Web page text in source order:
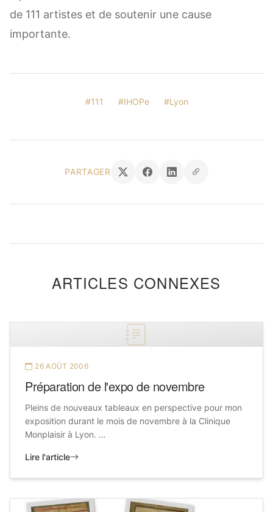
de 111 artistes et de soutenir une cause
importante.
#111 #IHOPe #Lyon
PARTAGER
ARTICLES CONNEXES
26 AOÛT 2006
Préparation de l'expo de novembre
Pleins de nouveaux tableaux en perspective pour mon
exposition durant le mois de novembre à la Clinique
Monplaisir à Lyon. …
Lire l'article